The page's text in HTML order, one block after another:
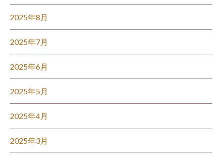
2025年8月
2025年7月
2025年6月
2025年5月
2025年4月
2025年3月